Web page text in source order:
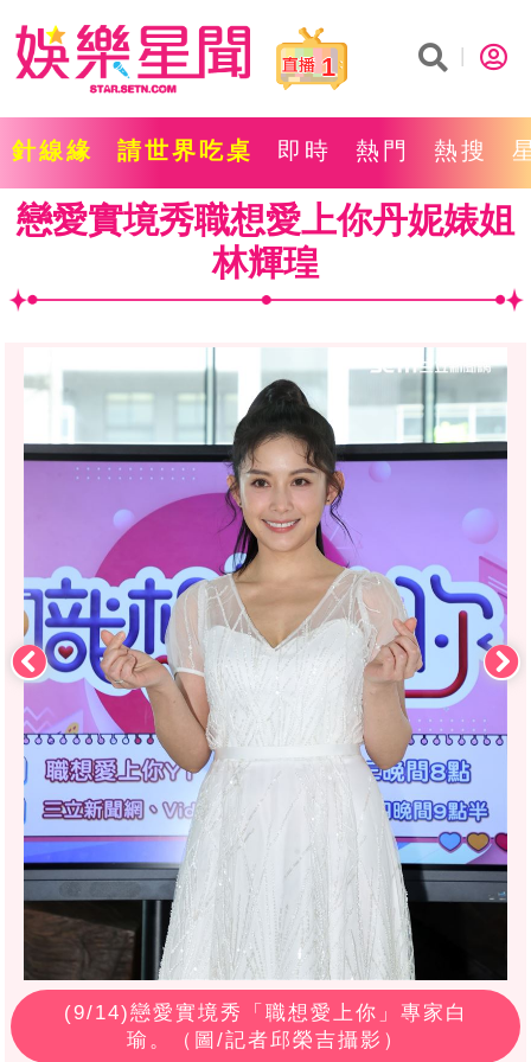
1
針線緣 請世界吃桌 即時 熱門 熱搜
戀愛實境秀職想愛上你丹妮婊姐
林輝瑝
(9/14)戀愛實境秀「職想愛上你」專家白
瑜。（圖/記者邱榮吉攝影）